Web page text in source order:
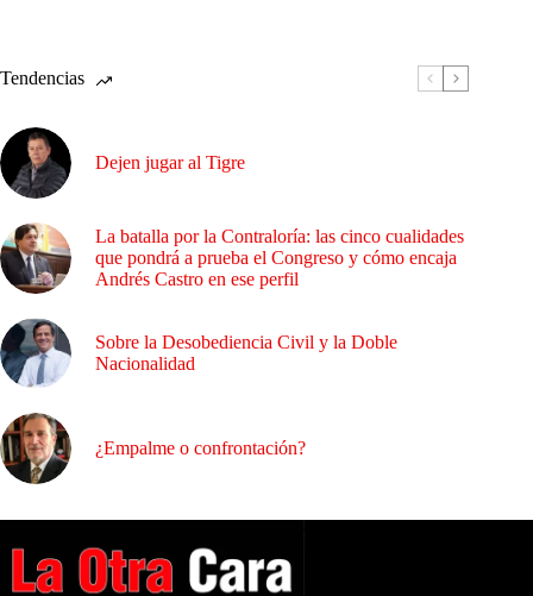
Tendencias
Dejen jugar al Tigre
La batalla por la Contraloría: las cinco cualidades
que pondrá a prueba el Congreso y cómo encaja
Andrés Castro en ese perfil
Sobre la Desobediencia Civil y la Doble
Nacionalidad
¿Empalme o confrontación?